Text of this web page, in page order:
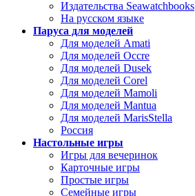
Издательства Seawatchbooks
На русском языке
Паруса для моделей
Для моделей Amati
Для моделей Occre
Для моделей Dusek
Для моделей Corel
Для моделей Mamoli
Для моделей Mantua
Для моделей MarisStella
Россия
Настольные игры
Игры для вечеринок
Карточные игры
Простые игры
Семейные игры